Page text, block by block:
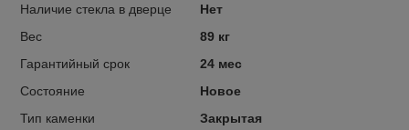
Наличие стекла в дверце
Нет
Вес
89 кг
Гарантийный срок
24 мес
Состояние
Новое
Тип каменки
Закрытая